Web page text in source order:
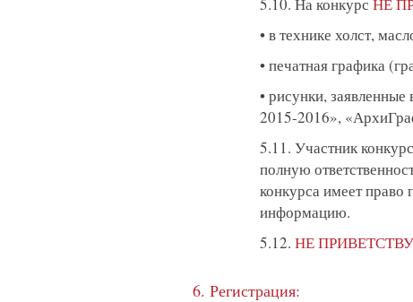
• в технике холст,
• печатная графика
• рисунки,
2015-2016»,
5.11. Участник
полную
конкурса имеет право
информацию.
5.12. НЕ
6. Регистрация: